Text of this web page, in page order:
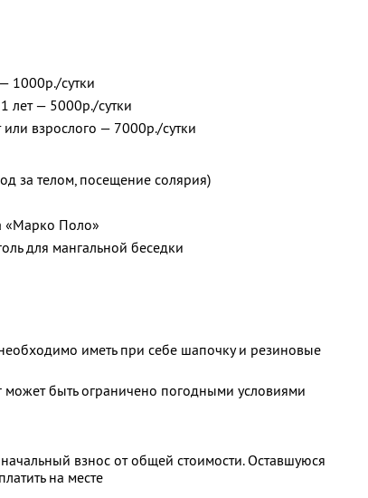
1000р./сутки
лет — 5000р./сутки
взрослого — 7000р./сутки
за телом, посещение солярия)
«Марко Поло»
для мангальной беседки
иметь при себе шапочку и резиновые
может быть ограничено погодными условиями
взнос от общей стоимости. Оставшуюся
на месте